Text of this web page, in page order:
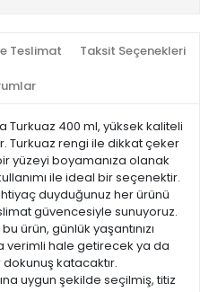
Teslimat Taksit Seçenekleri
Turkuaz 400 ml, yüksek kaliteli
Turkuaz rengi ile dikkat çeker
yüzeyi boyamanıza olanak
ile ideal bir seçenektir.
duyduğunuz her ürünü
güvencesiyle sunuyoruz.
ürün, günlük yaşantınızı
verimli hale getirecek ya da
katacaktır.
uygun şekilde seçilmiş, titiz